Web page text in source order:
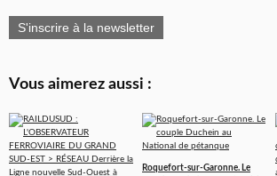
S'inscrire à la newsletter
Vous aimerez aussi :
Roquefort-sur-Garonne. Le